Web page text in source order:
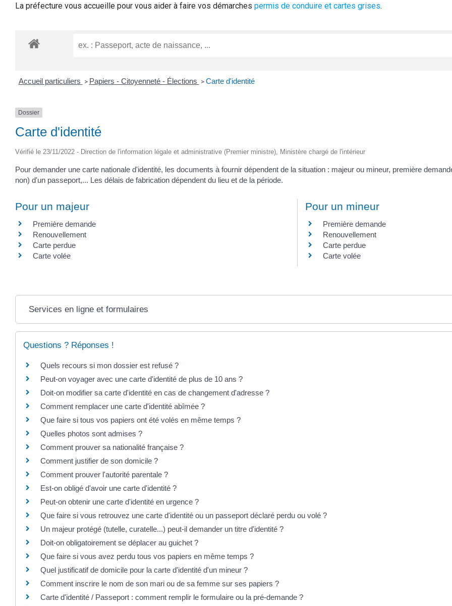
La préfecture vous accueille pour vous aider à faire vos démarches permis de conduire et cartes grises.
Accueil particuliers > Papiers - Citoyenneté - Élections > Carte d'identité
Dossier
Carte d'identité
Vérifié le 23/11/2022 - Direction de l'information légale et administrative (Premier ministre), Ministère chargé de l'intérieur
Pour demander une carte nationale d'identité, les documents à fournir dépendent de la situation : majeur ou mineur, première
non) d'un passeport,... Les délais de fabrication dépendent du lieu et de la période.
Pour un majeur
Première demande
Renouvellement
Carte perdue
Carte volée
Pour un mineur
Première demande
Renouvellement
Carte perdue
Carte volée
Services en ligne et formulaires
Questions ? Réponses !
Quels recours si mon dossier est refusé ?
Peut-on voyager avec une carte d'identité de plus de 10 ans ?
Doit-on modifier sa carte d'identité en cas de changement d'adresse ?
Comment remplacer une carte d'identité abîmée ?
Que faire si tous vos papiers ont été volés en même temps ?
Quelles photos sont admises ?
Comment prouver sa nationalité française ?
Comment justifier de son domicile ?
Comment prouver l'autorité parentale ?
Est-on obligé d'avoir une carte d'identité ?
Peut-on obtenir une carte d'identité en urgence ?
Que faire si vous retrouvez une carte d'identité ou un passeport déclaré perdu ou volé ?
Un majeur protégé (tutelle, curatelle...) peut-il demander un titre d'identité ?
Doit-on obligatoirement se déplacer au guichet ?
Que faire si vous avez perdu tous vos papiers en même temps ?
Quel justificatif de domicile pour la carte d'identité d'un mineur ?
Comment inscrire le nom de son mari ou de sa femme sur ses papiers ?
Carte d'identité / Passeport : comment remplir le formulaire ou la pré-demande ?